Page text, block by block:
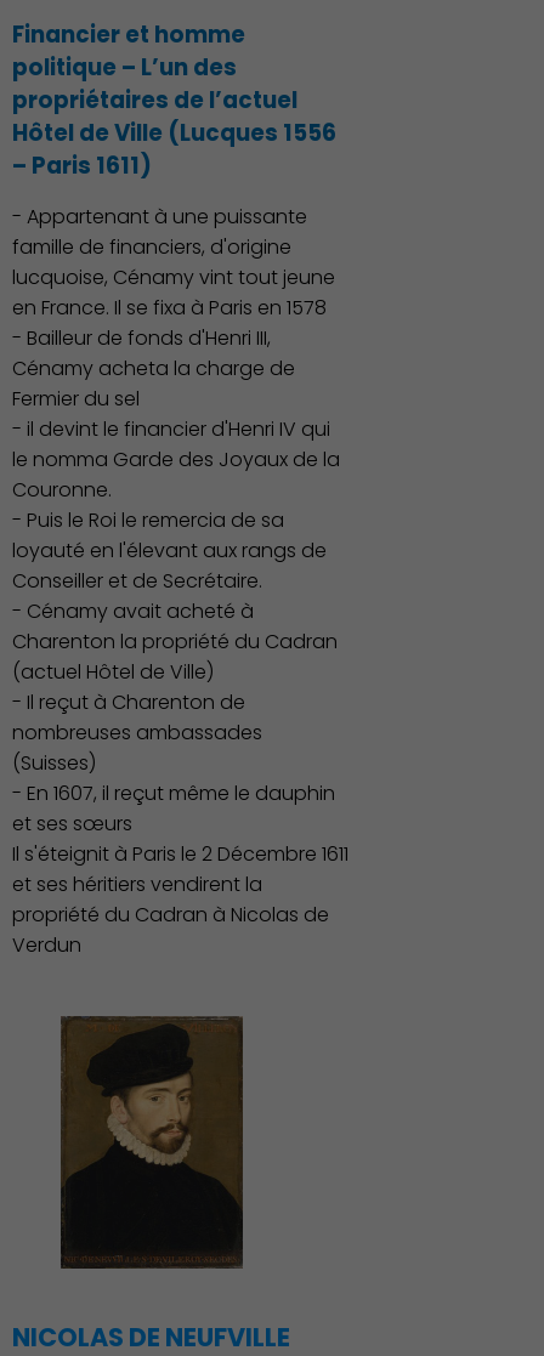
Découvrir Charenton
Financier et homme
politique – L’un des
propriétaires de l’actuel
Hôtel de Ville (Lucques 1556
– Paris 1611)
- Appartenant à une puissante
famille de financiers, d'origine
lucquoise, Cénamy vint tout jeune
en France. Il se fixa à Paris en 1578
- Bailleur de fonds d'Henri III,
Cénamy acheta la charge de
Fermier du sel
- il devint le financier d'Henri IV qui
le nomma Garde des Joyaux de la
Couronne.
- Puis le Roi le remercia de sa
loyauté en l'élevant aux rangs de
Conseiller et de Secrétaire.
- Cénamy avait acheté à
Charenton la propriété du Cadran
(actuel Hôtel de Ville)
- Il reçut à Charenton de
nombreuses ambassades
(Suisses)
- En 1607, il reçut même le dauphin
et ses sœurs
Il s'éteignit à Paris le 2 Décembre 1611
et ses héritiers vendirent la
propriété du Cadran à Nicolas de
Verdun
NICOLAS DE NEUFVILLE